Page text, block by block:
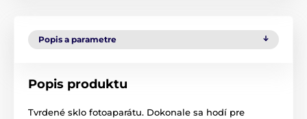
Popis a parametre
Popis produktu
Tvrdené sklo fotoaparátu. Dokonale sa hodí pre